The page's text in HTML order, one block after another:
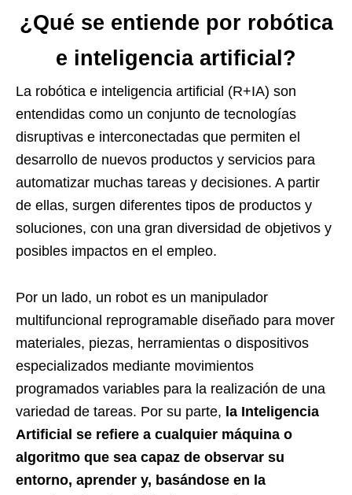
¿Qué se entiende por robótica
e inteligencia artificial?
La robótica e inteligencia artificial (R+IA) son
entendidas como un conjunto de tecnologías
disruptivas e interconectadas que permiten el
desarrollo de nuevos productos y servicios para
automatizar muchas tareas y decisiones. A partir
de ellas, surgen diferentes tipos de productos y
soluciones, con una gran diversidad de objetivos y
posibles impactos en el empleo.
Por un lado, un robot es un manipulador
multifuncional reprogramable diseñado para mover
materiales, piezas, herramientas o dispositivos
especializados mediante movimientos
programados variables para la realización de una
variedad de tareas. Por su parte, la Inteligencia
Artificial se refiere a cualquier máquina o
algoritmo que sea capaz de observar su
entorno, aprender y, basándose en la